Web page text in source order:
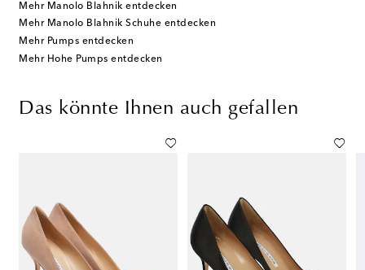
Mehr Manolo Blahnik entdecken
Mehr Manolo Blahnik Schuhe entdecken
Mehr Pumps entdecken
Mehr Hohe Pumps entdecken
Das könnte Ihnen auch gefallen